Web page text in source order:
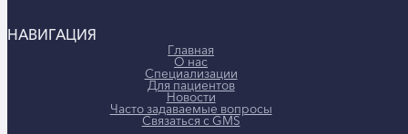
НАВИГАЦИЯ
Главная
О нас
Специализации
Для пациентов
Новости
Часто задаваемые вопросы
Связаться с GMS